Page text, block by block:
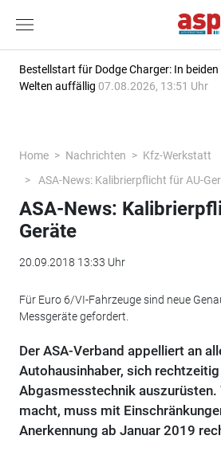
Bestellstart für Dodge Charger: In beiden
Welten auffällig 07.08.2026, 13:51 Uhr
Home Nachrichten
Kfz-Werkstatt
ASA-News: Kalibrierpflicht für AU-
ASA-News:
Geräte
20.09.2018 13:33 Uhr
Für Euro 6/VI-Fahrzeuge sind neue
Messgeräte gefordert.
Der ASA-Verband appelliert an
Autohausinhaber, sich
Abgasmesstechnik auszurüsten.
macht, muss mit
Anerkennung ab Januar 2019